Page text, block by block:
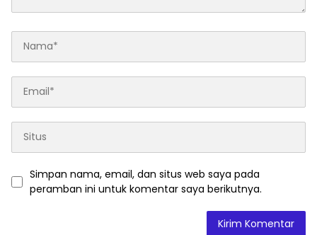
Simpan nama, email, dan situs web saya pada
peramban ini untuk komentar saya berikutnya.